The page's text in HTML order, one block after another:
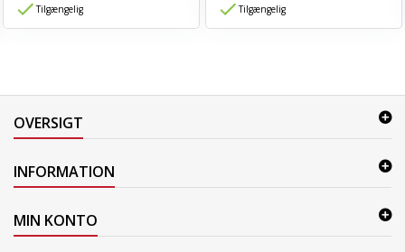
Tilgængelig Tilgængelig
OVERSIGT
INFORMATION
MIN KONTO